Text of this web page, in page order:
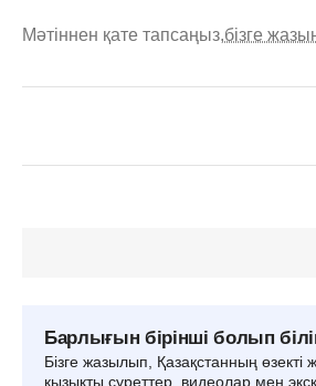
Мәтіннен қате тапсаңыз,бізге
Барлығын бірінші болып
Бізге жазылып, Қазақстанның өзекті
қызықты суреттер, видеолар мен